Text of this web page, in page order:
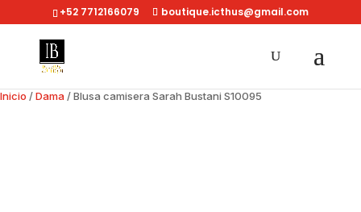
+52 7712166079 boutique.icthus@gmail.com
Inicio /Dama / Blusa camisera Sarah Bustani S10095